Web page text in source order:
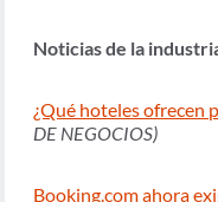
Noticias de la
¿Qué hoteles ofrecen
DE NEGOCIOS)
Booking.com ahora